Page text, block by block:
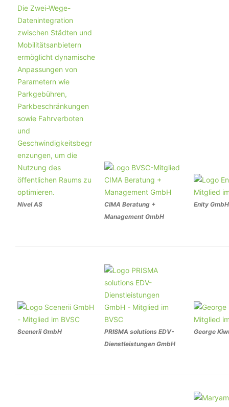
Nivel AS
CIMA Beratung +
Management GmbH
Enity GmbH
Scenerii GmbH
PRISMA solutions EDV-
Dienstleistungen GmbH
George